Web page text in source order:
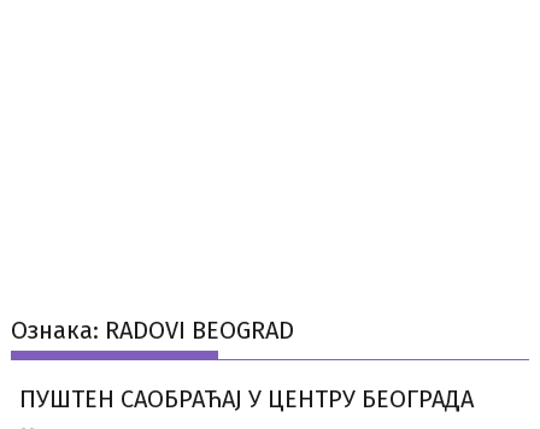
Ознака: RADOVI BEOGRAD
ПУШТЕН САОБРАЋАЈ У ЦЕНТРУ БЕОГРАДА